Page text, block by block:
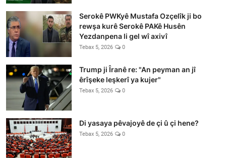
Serokê PWKyê Mustafa Ozçelîk ji bo
rewşa kurê Serokê PAKê Husên
Yezdanpena li gel wî axivî
Tebax 5, 2026 0
Trump ji Îranê re: "An peyman an jî
êrîşeke leşkerî ya kujer"
Tebax 5, 2026 0
Di yasaya pêvajoyê de çi û çi hene?
Tebax 5, 2026 0